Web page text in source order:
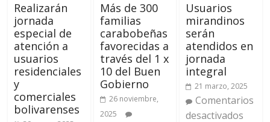
Realizarán
jornada
especial de
atención a
usuarios
residenciales
y
comerciales
bolivarenses
Más de 300
familias
carabobeñas
favorecidas a
través del 1 x
10 del Buen
Gobierno
26 noviembre,
2025
Usuarios
mirandinos
serán
atendidos en
jornada
integral
21 marzo, 2025
Comentarios
desactivados